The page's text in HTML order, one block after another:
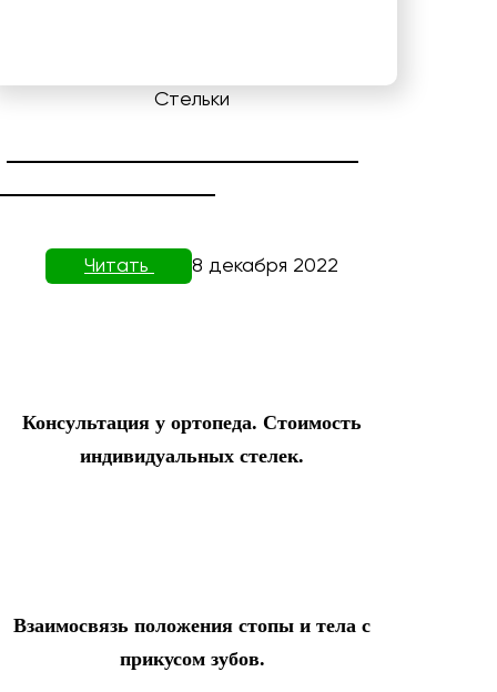
Стельки
Читать 8 декабря 2022
Консультация у ортопеда. Стоимость
индивидуальных стелек.
Взаимосвязь положения стопы и тела с
прикусом зубов.